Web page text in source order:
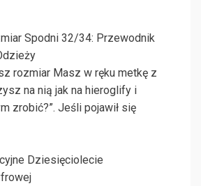
Spodni 32/34: Przewodnik
rozmiar Masz w ręku metkę z
na nią jak na hieroglify i
zrobić?”. Jeśli pojawił się
Dziesięciolecie